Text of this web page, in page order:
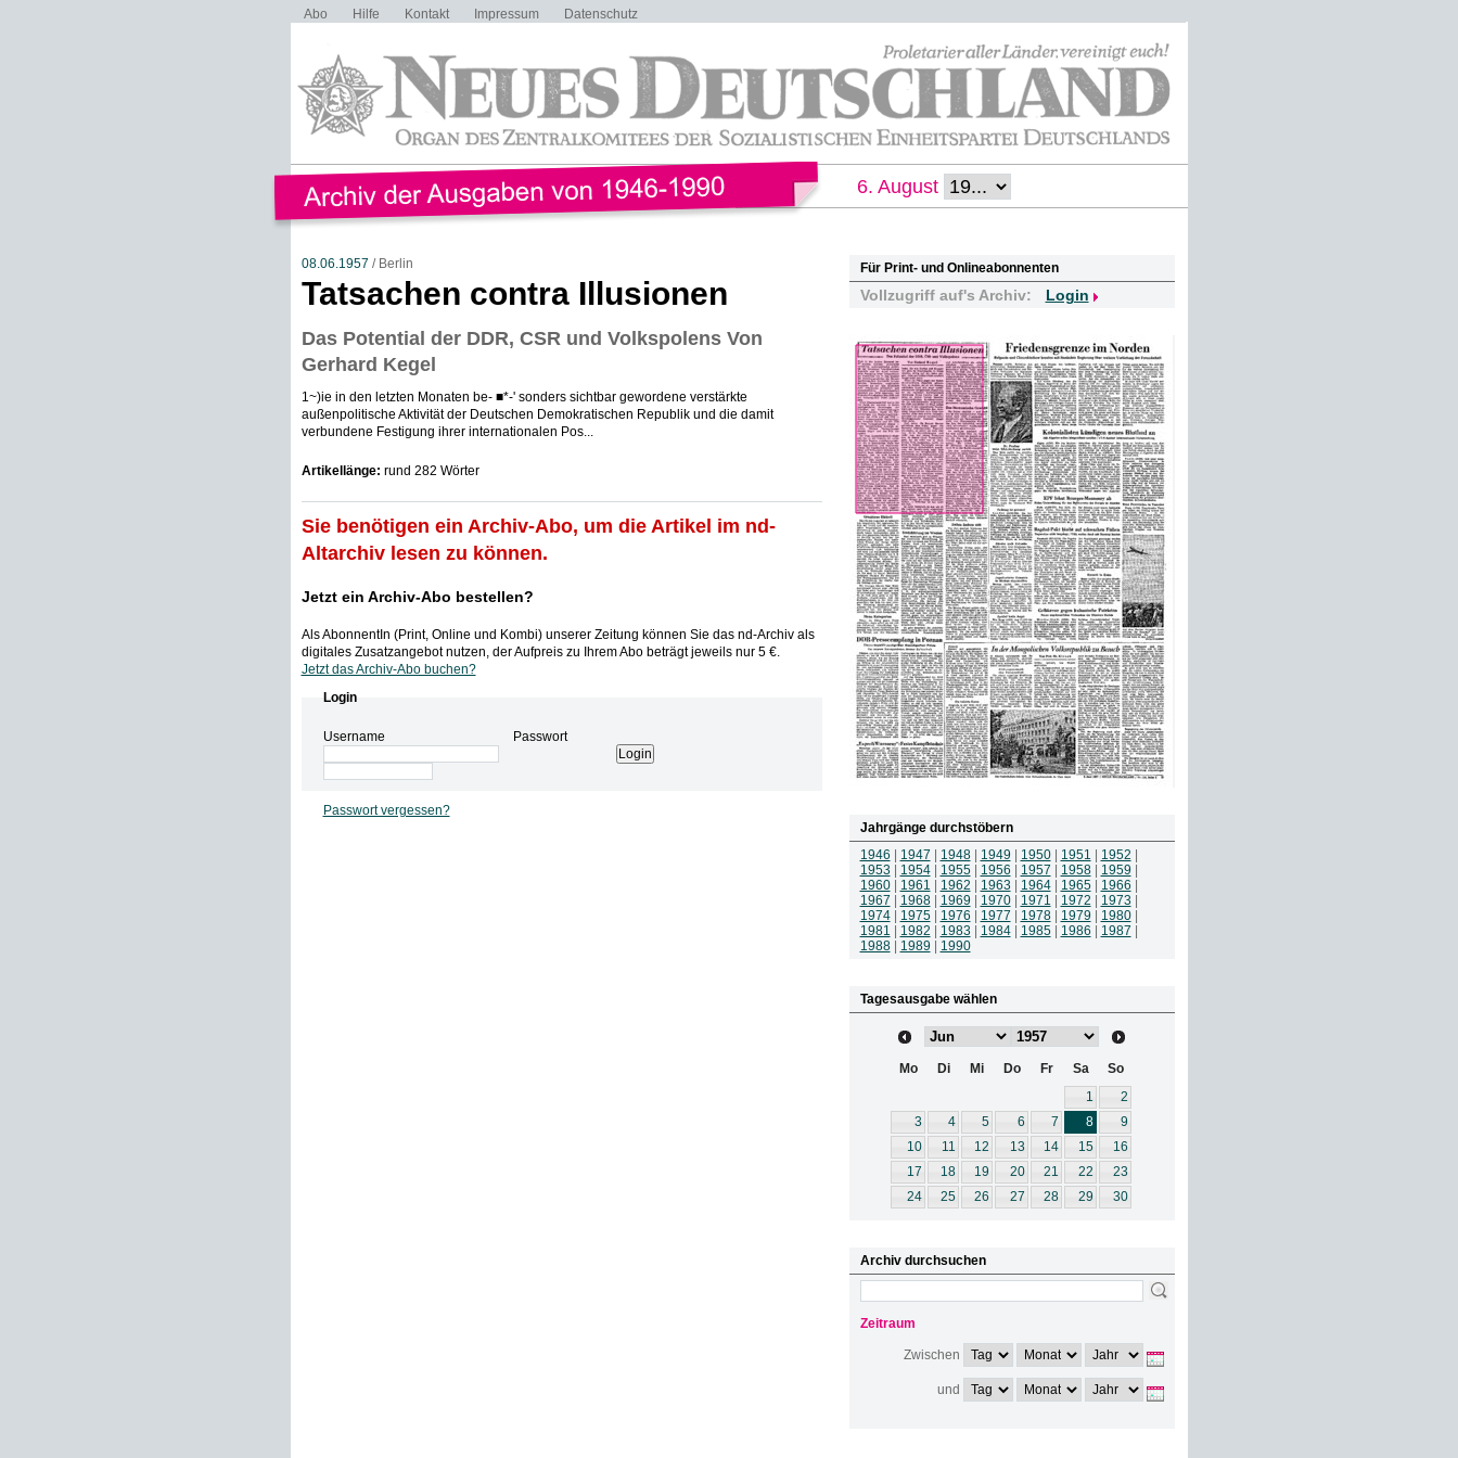
Abo Hilfe Kontakt Impressum Datenschutz
6. August
08.06.1957 / Berlin
Tatsachen contra Illusionen
Das Potential der DDR, CSR und Volkspolens Von
Gerhard Kegel
1~)ie in den letzten Monaten be- ■*-' sonders sichtbar gewordene verstärkte
außenpolitische Aktivität der Deutschen Demokratischen Republik und die damit
verbundene Festigung ihrer internationalen Pos...
Artikellänge: rund 282 Wörter
Sie benötigen ein Archiv-Abo, um die Artikel im nd-
Altarchiv lesen zu können.
Jetzt ein Archiv-Abo bestellen?
Als AbonnentIn (Print, Online und Kombi) unserer Zeitung können Sie das nd-Archiv als
digitales Zusatzangebot nutzen, der Aufpreis zu Ihrem Abo beträgt jeweils nur 5 €.
Jetzt das Archiv-Abo buchen?
Login
Username Passwort
Passwort vergessen?
Für Print- und Onlineabonnenten
Vollzugriff auf's Archiv: Login
Jahrgänge durchstöbern
1946
1947 1948| 1949 1950| 1951 1952
1953
1954| 1955| 1956 1957 1958| 1959
1960| 1961 1962 1963 1964| 1965| 1966
1967
1968| 1969 1970| 1971 1972 1973
1974| 1975| 1976 1977 1978| 1979 1980|
1981
1982 1983 1984| 1985| 1986 1987
1988| 1989 1990
Tagesausgabe wählen
Mo Di Mi Do Fr Sa
So
1
2
3
4 5 6 7 8
9
10
11 12 13 14 15
16
17
18 19 20 21 22
23
24
25 26 27 28 29 30
Archiv durchsuchen
Zeitraum
Zwischen
und